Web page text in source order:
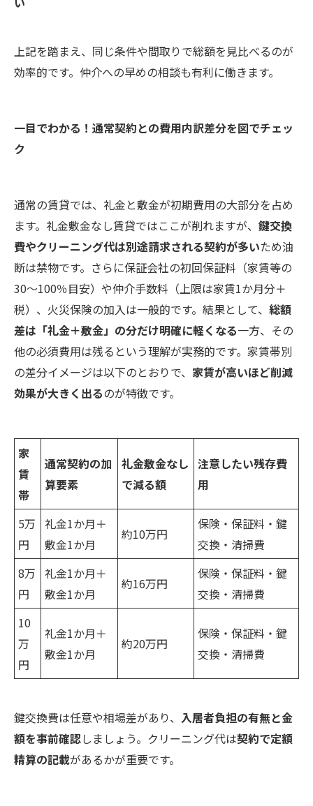
上記を踏まえ、同じ条件や間取りで総額を見比べるのが
効率的です。仲介への早めの相談も有利に働きます。
一目でわかる！通常契約との費用内訳差分を図でチェッ
ク
通常の賃貸では、礼金と敷金が初期費用の大部分を占め
ます。礼金敷金なし賃貸ではここが削れますが、 鍵交換
費やクリーニング代は別途請求される契約が多いため油
断は禁物です。さらに保証会社の初回保証料（家賃等の
30〜100％目安）や仲介手数料（上限は家賃1か月分＋
税）、火災保険の加入は一般的です。結果として、 総額
差は「礼金＋敷金」の分だけ明確に軽くなる一方、その
他の必須費用は残るという理解が実務的です。家賃帯別
の差分イメージは以下のとおりで、 家賃が高いほど削減
効果が大きく出るのが特徴です。
家
賃
帯
通常契約の加
算要素
礼金敷金なし
で減る額
注意したい残存費
用
5万
円
礼金1か月＋
敷金1か月
約10万円
保険・保証料・鍵
交換・清掃費
8万
円
礼金1か月＋
敷金1か月
約16万円
保険・保証料・鍵
交換・清掃費
10
万
円
礼金1か月＋
敷金1か月
約20万円
保険・保証料・鍵
交換・清掃費
鍵交換費は任意や相場差があり、 入居者負担の有無と金
額を事前確認しましょう。クリーニング代は契約で定額
精算の記載があるかが重要です。